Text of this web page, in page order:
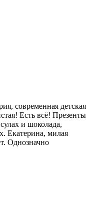
современная детская
Есть всё! Презенты
и шоколада,
Екатерина, милая
Однозначно